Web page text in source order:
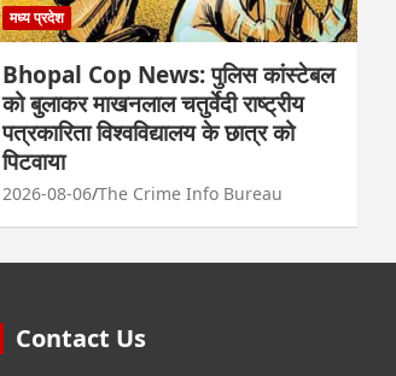
मध्य प्रदेश
Bhopal Cop News: पुलिस कांस्टेबल
को बुलाकर माखनलाल चतुर्वेदी राष्ट्रीय
पत्रकारिता विश्वविद्यालय के छात्र को
पिटवाया
2026-08-06 The Crime Info Bureau
Contact Us